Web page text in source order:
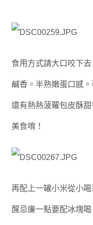
食用方式請大口咬下
鹹香。半熟嫩蛋口感
還有熱熱菠蘿包皮酥
美食唷！
再配上一罐小米從小
醒忌廉一點要配冰塊